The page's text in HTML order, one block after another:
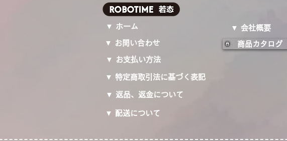
▼ ホーム
▼ お問い合わせ
▼ お支払い方法
▼ 会社概要
商品カタログ
▼ 特定商取引法に基づく表記
▼ 返品、返金について
▼ 配送について